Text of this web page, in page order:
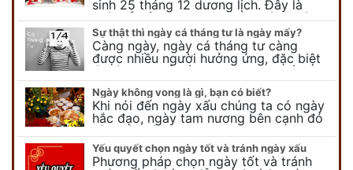
sinh 25 tháng 12 dương lịch. Đây là
ngày lễ của bên thiên chúa giáo, ngày
lễ thiên chúa giáng sinh,…
Sự thật thì ngày cá tháng tư là ngày mấy?
Càng ngày, ngày cá tháng tư càng
được nhiều người hưởng ứng, đặc biệt
là các bạn trẻ bởi họ sẽ nghĩ ra đủ trò
vui chơi, tinh nghịch, hài…
Ngày không vong là gì, bạn có biết?
Khi nói đến ngày xấu chúng ta có ngày
hắc đạo, ngày tam nương bên cạnh đó
còn có ngày không vong. Tuy nhiên khi
nói đến ngày không vong…
Yếu quyết chọn ngày tốt và tránh ngày xấu
Phương pháp chọn ngày tốt và tránh